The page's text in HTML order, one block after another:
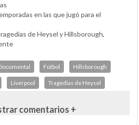
en las que jugó para el
de Heysel y Hillsborough,
Fútbol Hillsborough
Liverpool Tragedias de Heysel
comentarios +